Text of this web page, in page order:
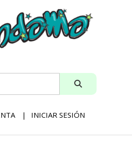
INICIAR SESIÓN